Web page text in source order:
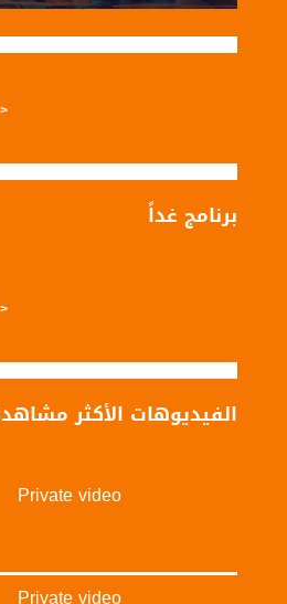
برنامج غداً
الفيديوهات الأكثر
Private video